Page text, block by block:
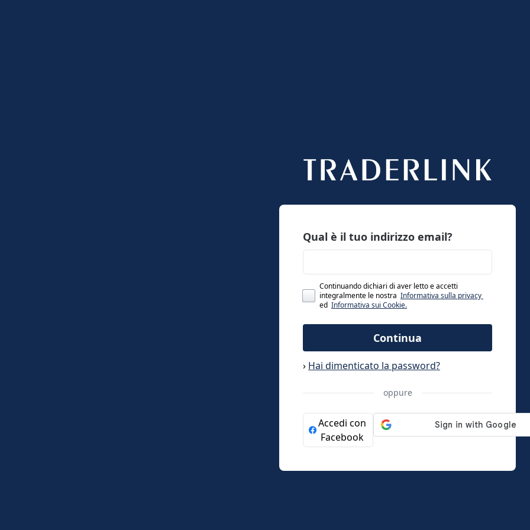
Qual è il tuo indirizzo email?
Continuando dichiari di aver letto e accetti
integralmente le nostra Informativa sulla privacy
ed Informativa sui Cookie.
Continua
› Hai dimenticato la password?
oppure
Accedi con
Facebook